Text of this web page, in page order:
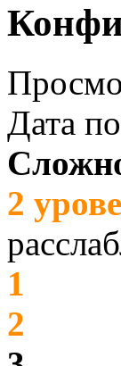
Дата
2
1
2